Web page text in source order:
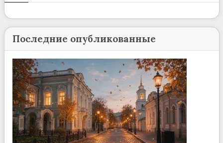
Последние опубликованные